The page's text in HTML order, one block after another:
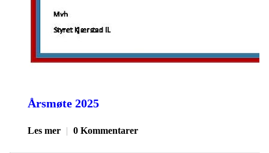
Årsmøte 2025
Les mer | 0 Kommentarer